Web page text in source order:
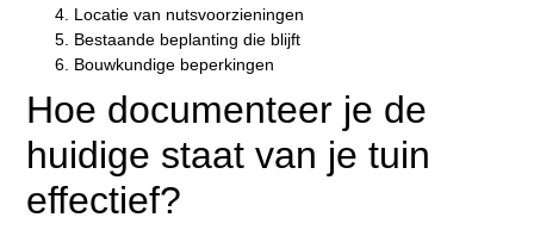
Locatie van nutsvoorzieningen
Bestaande beplanting die blijft
Bouwkundige beperkingen
Hoe documenteer je de
huidige staat van je tuin
effectief?